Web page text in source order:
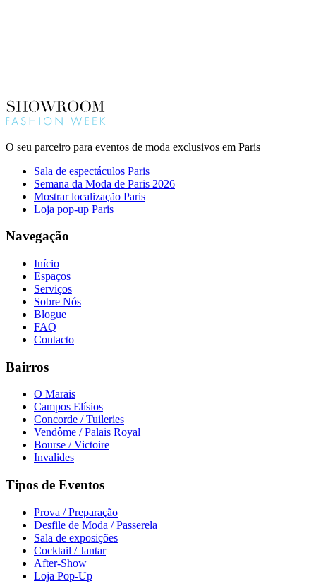
O seu parceiro para eventos de moda exclusivos em Paris
Sala de espectáculos Paris
Semana da Moda de Paris 2026
Mostrar localização Paris
Loja pop-up Paris
Navegação
Início
Espaços
Serviços
Sobre Nós
Blogue
FAQ
Contacto
Bairros
O Marais
Campos Elísios
Concorde / Tuileries
Vendôme / Palais Royal
Bourse / Victoire
Invalides
Tipos de Eventos
Prova / Preparação
Desfile de Moda / Passerela
Sala de exposições
Cocktail / Jantar
After-Show
Loja Pop-Up